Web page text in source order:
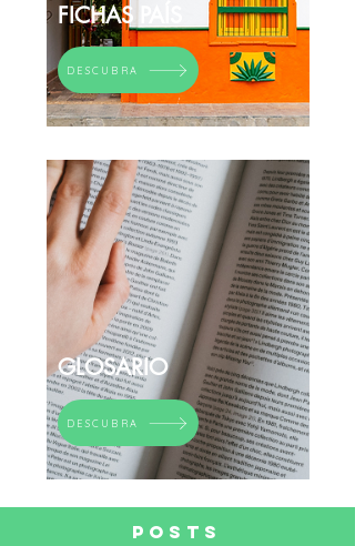
FICHAS PAÍS
DESCUBRA
GLOSARIO
DESCUBRA
POSTS